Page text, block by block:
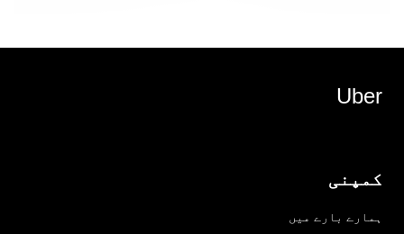
Uber
کمپنی
ہمارے بارے میں